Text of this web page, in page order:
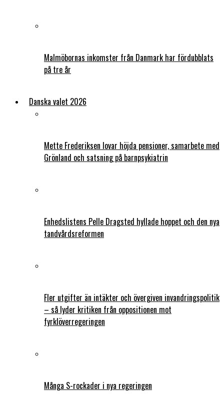
Malmöbornas inkomster från Danmark har fördubblats
på tre år
Danska valet 2026
Mette Frederiksen lovar höjda pensioner, samarbete med
Grönland och satsning på barnpsykiatrin
Enhedslistens Pelle Dragsted hyllade hoppet och den nya
tandvårdsreformen
Fler utgifter än intäkter och övergiven invandringspolitik
– så lyder kritiken från oppositionen mot
fyrklöverregeringen
Många S-rockader i nya regeringen